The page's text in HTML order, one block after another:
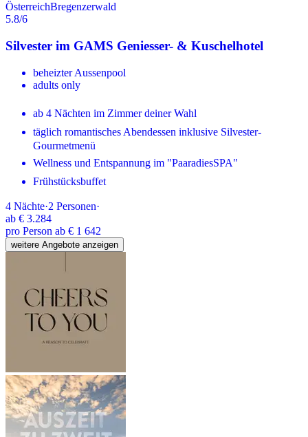
ÖsterreichBregenzerwald
5.8/6
Silvester im GAMS Geniesser- & Kuschelhotel
beheizter Aussenpool
adults only
ab 4 Nächten im Zimmer deiner Wahl
täglich romantisches Abendessen inklusive Silvester-
Gourmetmenü
Wellness und Entspannung im "PaaradiesSPA"
Frühstücksbuffet
4 Nächte·2 Personen·
ab € 3.284
pro Person ab € 1 642
weitere Angebote anzeigen